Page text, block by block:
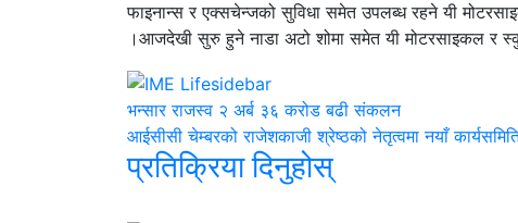
फाइनान्स र एक्सचेन्जको सुविधा समेत उपलब्ध रहने यी
।आजदेखी सुरु हुने नाडा अटो शोमा समेत यी मोटरसाइकल र
भन्सार राजस्व २ अर्ब ३६ करोड बढी संकलन
आईसीसी चेम्बरको राजेशकाजी श्रेष्ठको नेतृत्वमा नयाँ
प्रतिक्रिया दिनुहोस्